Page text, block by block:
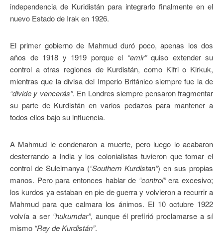
independencia de Kuridistán para integrarlo finalmente en el
nuevo Estado de Irak en 1926.
El primer gobierno de Mahmud duró poco, apenas los dos
años de 1918 y 1919 porque el “emir”quiso extender su
control a otras regiones de Kurdistán, como Kifri o Kirkuk,
mientras que la divisa del Imperio Británico siempre fue la de
“divide y vencerás”. En Londres siempre pensaron fragmentar
su parte de Kurdistán en varios pedazos para mantener a
todos ellos bajo su influencia.
A Mahmud le condenaron a muerte, pero luego lo acabaron
desterrando a India y los colonialistas tuvieron que tomar el
control de Suleimanya (“Southern Kurdistan”) en sus propias
manos. Pero para entonces hablar de “control”era excesivo;
los kurdos ya estaban en pie de guerra y volvieron a recurrir a
Mahmud para que calmara los ánimos. El 10 octubre 1922
volvía a ser “hukumdar”, aunque él prefirió proclamarse a sí
mismo “Rey de Kurdistán”.